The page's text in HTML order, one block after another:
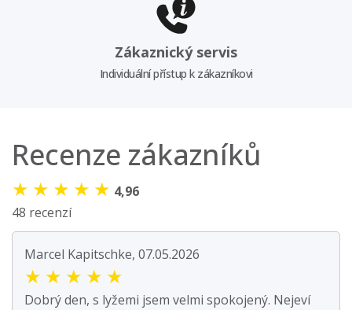
Zákaznický servis
Individuální přístup k zákazníkovi
Recenze zákazníků
★ ★ ★ ★ ★ 4,96
48 recenzí
Marcel Kapitschke, 07.05.2026
★ ★ ★ ★ ★
Dobrý den, s lyžemi jsem velmi spokojený. Nejeví